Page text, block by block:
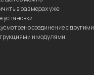
в размерах уже
установки.
соединение с другими
и модулями.